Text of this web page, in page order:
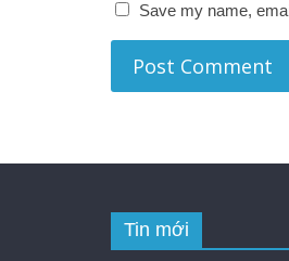
Save my name,
Tin mới